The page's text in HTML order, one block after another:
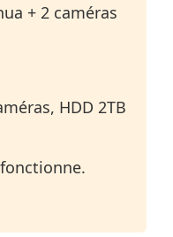
+ 2 caméras
HDD 2TB